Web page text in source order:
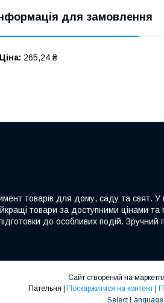
для замовлення
Ціна: 265,24 ₴
товарів для дому, саду та свят.
товари за доступними цінами
до особливих подій.
Сайт створений на
Пательня | Поскаржитися на контент |
Select Language